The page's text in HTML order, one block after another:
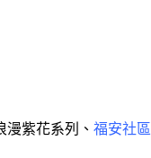
漫紫花系列、 福安社區